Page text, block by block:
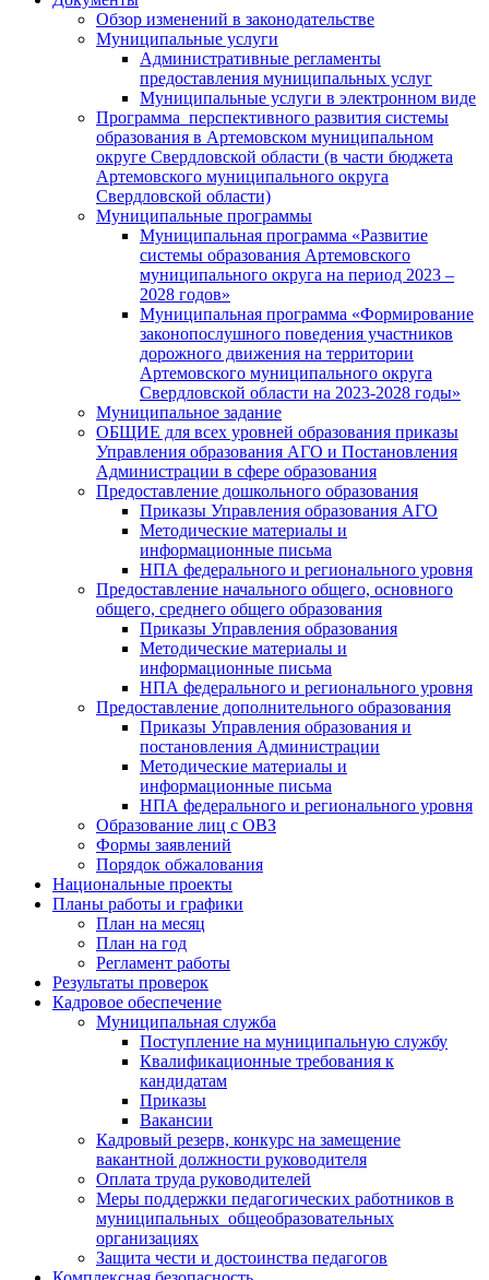
Обзор изменений в законодательстве
Муниципальные услуги
Административные регламенты
предоставления муниципальных услуг
Муниципальные услуги в электронном виде
Программа перспективного развития системы
образования в Артемовском муниципальном
округе Свердловской области (в части бюджета
Артемовского муниципального округа
Свердловской области)
Муниципальные программы
Муниципальная программа «Развитие
системы образования Артемовского
муниципального округа на период 2023 –
2028 годов»
Муниципальная программа «Формирование
законопослушного поведения участников
дорожного движения на территории
Артемовского муниципального округа
Свердловской области на 2023-2028 годы»
Муниципальное задание
ОБЩИЕ для всех уровней образования приказы
Управления образования АГО и Постановления
Администрации в сфере образования
Предоставление дошкольного образования
Приказы Управления образования АГО
Методические материалы и
информационные письма
НПА федерального и регионального уровня
Предоставление начального общего, основного
общего, среднего общего образования
Приказы Управления образования
Методические материалы и
информационные письма
НПА федерального и регионального уровня
Предоставление дополнительного образования
Приказы Управления образования и
постановления Администрации
Методические материалы и
информационные письма
НПА федерального и регионального уровня
Образование лиц с ОВЗ
Формы заявлений
Порядок обжалования
Национальные проекты
Планы работы и графики
План на месяц
План на год
Регламент работы
Результаты проверок
Кадровое обеспечение
Муниципальная служба
Поступление на муниципальную службу
Квалификационные требования к
кандидатам
Приказы
Вакансии
Кадровый резерв, конкурс на замещение
вакантной должности руководителя
Оплата труда руководителей
Меры поддержки педагогических работников в
муниципальных общеобразовательных
организациях
Защита чести и достоинства педагогов